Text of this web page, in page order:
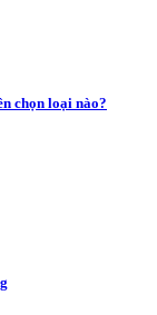
chọn loại nào?